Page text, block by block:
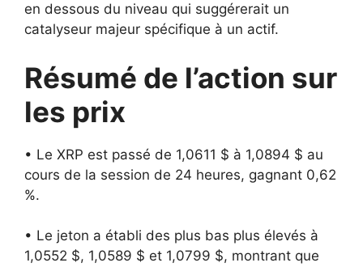
en dessous du niveau qui suggérerait un
catalyseur majeur spécifique à un actif.
Résumé de l’action sur
les prix
• Le XRP est passé de 1,0611 $ à 1,0894 $ au
cours de la session de 24 heures, gagnant 0,62
%.
• Le jeton a établi des plus bas plus élevés à
1,0552 $, 1,0589 $ et 1,0799 $, montrant que